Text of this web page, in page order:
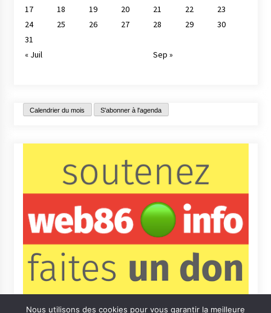
17
18 19 20 21 22
23
24
25 26 27 28 29
30
31
« Juil
Sep »
Calendrier du mois S'abonner à l'agenda
Nous utilisons des cookies pour vous garantir la meilleure